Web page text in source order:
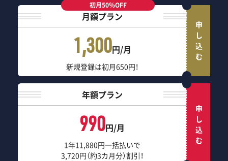
初月50％OFF
月額プラン
1,300円/月
新規登録は初月650円！
申し込む
年額プラン
990円/月
1年11,880円一括払いで
3,720円（約3カ月分）割引！
申し込む